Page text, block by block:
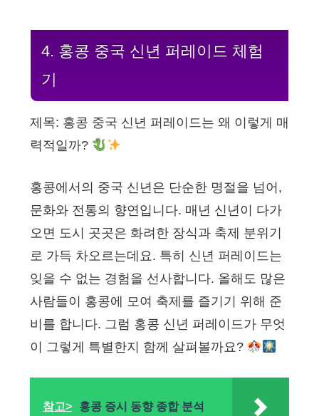
4. 홍콩 중국 신년 퍼레이드 체험
기
제목: 홍콩 중국 신년 퍼레이드는 왜 이렇게 매
력적일까?
홍콩에서의 중국 신년은 단순한 명절을 넘어,
문화와 전통의 향연입니다. 매년 신년이 다가
오면 도시 곳곳은 화려한 장식과 축제 분위기
로 가득 차오르는데요. 특히 신년 퍼레이드는
잊을 수 없는 경험을 선사합니다. 올해도 많은
사람들이 홍콩에 모여 축제를 즐기기 위해 준
비를 합니다. 그럼 홍콩 신년 퍼레이드가 무엇
이 그렇게 특별한지 함께 살펴볼까요?
참고> 홍콩 증시 동향 종합 분석